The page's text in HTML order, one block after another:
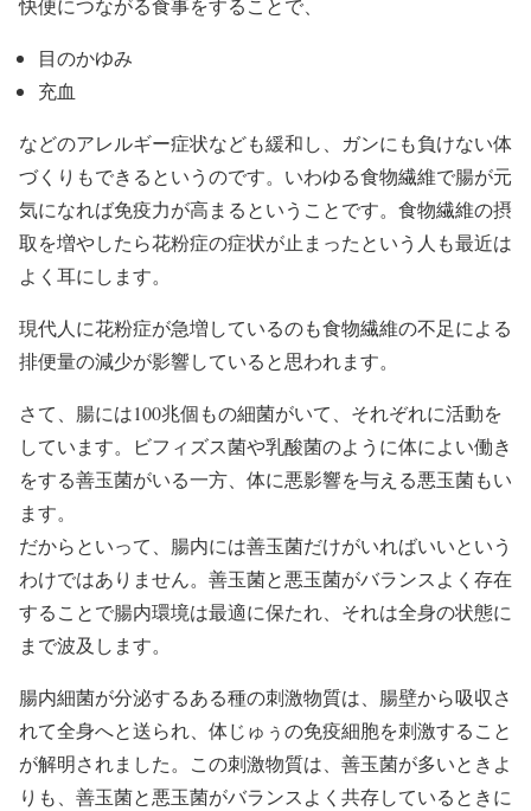
快便につながる食事をすることで、
目のかゆみ
充血
などのアレルギー症状なども緩和し、ガンにも負けない体
づくりもできるというのです。いわゆる食物繊維で腸が元
気になれば免疫力が高まるということです。食物繊維の摂
取を増やしたら花粉症の症状が止まったという人も最近は
よく耳にします。
現代人に花粉症が急増しているのも食物繊維の不足による
排便量の減少が影響していると思われます。
さて、腸には100兆個もの細菌がいて、それぞれに活動を
しています。ビフィズス菌や乳酸菌のように体によい働き
をする善玉菌がいる一方、体に悪影響を与える悪玉菌もい
ます。
だからといって、腸内には善玉菌だけがいればいいという
わけではありません。善玉菌と悪玉菌がバランスよく存在
することで腸内環境は最適に保たれ、それは全身の状態に
まで波及します。
腸内細菌が分泌するある種の刺激物質は、腸壁から吸収さ
れて全身へと送られ、体じゅぅの免疫細胞を刺激すること
が解明されました。この刺激物質は、善玉菌が多いときよ
りも、善玉菌と悪玉菌がバランスよく共存しているときに